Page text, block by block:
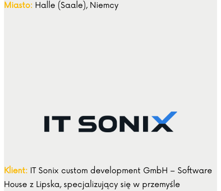
Miasto: Halle (Saale), Niemcy
Klient: IT Sonix custom development GmbH – Software
House z Lipska, specjalizujący się w przemyśle